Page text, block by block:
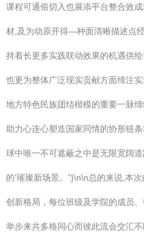
课程可通俗切入也展添平台整合效
材,及为动原开得—种面清晰描述点
持着长更多实践联动效果的机遇供
也更为整体广泛现实贡献方面缔注
地方特色民族团结楷模的重要一脉
助力心连心塑造国家同情的协形链
球中唯一不可遮蔽之中是无限宽阔
的’璀璨新场景。”}\n\n总的来说,本
创新格局，每位班级及学院的成员
举步来共多格同心而彼此流会交汇